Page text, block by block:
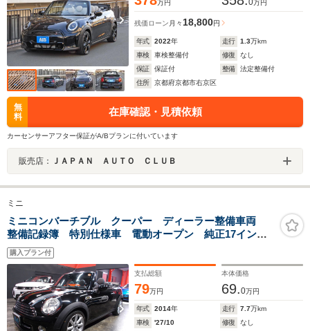
万円 0万円
残価ローン 月々 18,800円
年式 2022年 走行 1.3万km
車検
車検整備付 修復
なし
保証
保証付 整備
法定整備付
住所
京都府京都市右京区
無
料
在庫確認・見積依頼
カーセンサーアフター保証がA/Bプランに付いています
販売店： ＪＡＰＡＮ ＡＵＴＯ ＣＬＵＢ
ミニ
ミニコンバーチブル クーパー ディーラー整備車両
整備記録簿 特別仕様車 電動オープン 純正17イン
チ ミシュランタイヤ クルーズコントロール 革シー
ト プッシュスタート スマートキー スペアキー
ETC ドライブレコーダー
購入プラン付
支払総額
79万円
本体価格
69.0万円
年式 2014年 走行 7.7万km
車検
'27/10 修復
なし